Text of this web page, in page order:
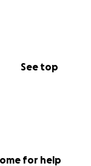
See top
for help